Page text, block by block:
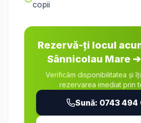
copii
Rezervă-ți locul
Sânnicolau Mare ➔
Verificăm disponibilitatea și
rezervarea imediat prin
Sună: 0743 494